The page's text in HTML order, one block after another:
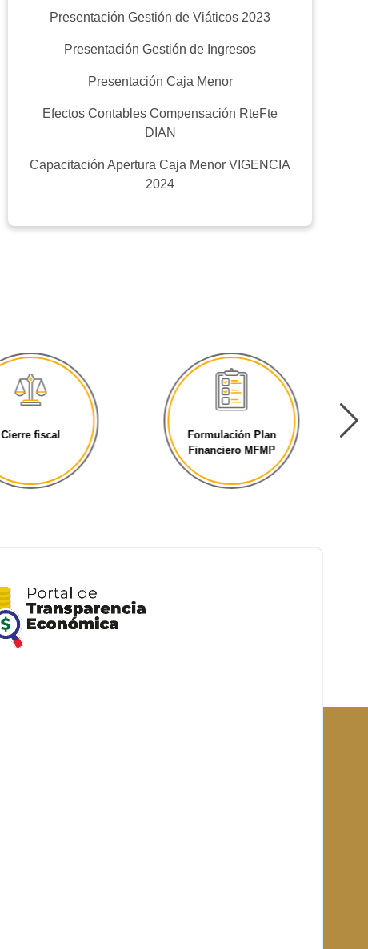
Presentación Gestión de Viáticos 2023
Presentación Gestión de Ingresos
Presentación Caja Menor
Efectos Contables Compensación RteFte
DIAN
Capacitación Apertura Caja Menor VIGENCIA
2024
Cierre fiscal
Formulación Plan
Financiero MFMP